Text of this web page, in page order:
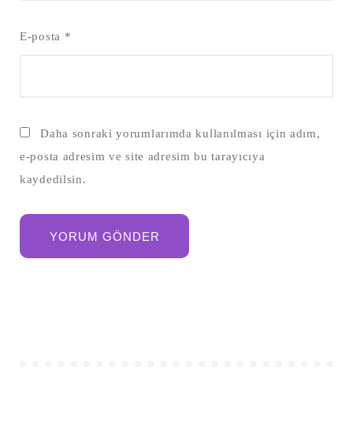
E-posta *
Daha sonraki yorumlarımda kullanılması için adım,
e-posta adresim ve site adresim bu tarayıcıya
kaydedilsin.